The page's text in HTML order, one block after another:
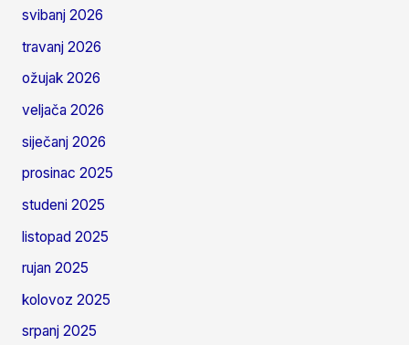
svibanj 2026
travanj 2026
ožujak 2026
veljača 2026
siječanj 2026
prosinac 2025
studeni 2025
listopad 2025
rujan 2025
kolovoz 2025
srpanj 2025